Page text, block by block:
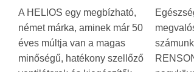
A HELIOS egy megbízható,
német márka, aminek már 50
éves múltja van a magas
minőségű, hatékony szellőző